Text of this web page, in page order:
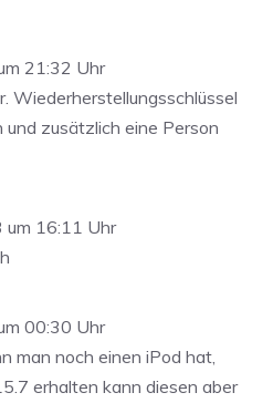
21:32 Uhr
Wiederherstellungsschlüssel
und zusätzlich eine Person
um 16:11 Uhr
00:30 Uhr
man noch einen iPod hat,
erhalten kann diesen aber